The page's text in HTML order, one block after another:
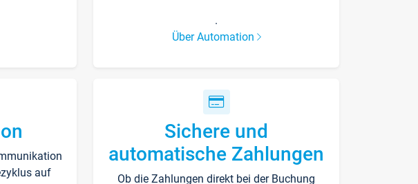
.
Über Automation
auf
Sichere und
automatische Zahlungen
Ob die Zahlungen direkt bei der Buchung